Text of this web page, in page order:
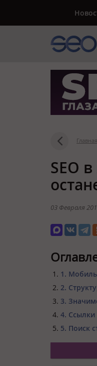
Главная
SEO
03 Февраля
1.
2.
3.
4. Ссылки
5. Поиск